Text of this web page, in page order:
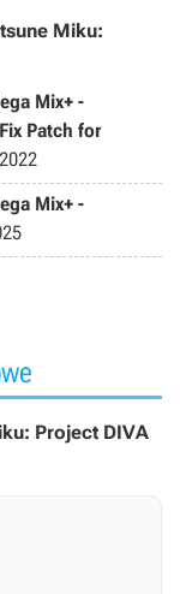
Miku:
Mix+ -
Patch for
Mix+ -
Project DIVA